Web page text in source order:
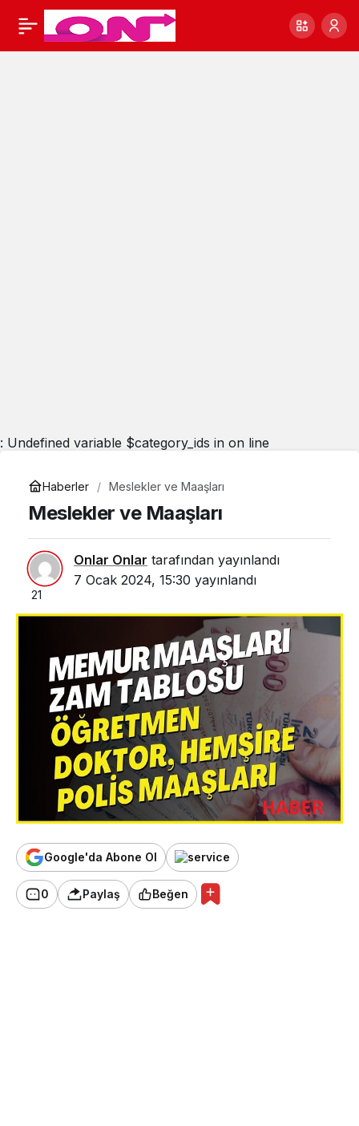
: Undefined variable $category_ids in on line
Haberler Meslekler ve Maaşları
Meslekler ve Maaşları
Onlar Onlar tarafından yayınlandı
7 Ocak 2024, 15:30 yayınlandı
21
Google'da Abone Ol
0 Paylaş Beğen
Meslekler ve Maaşları Paylaş